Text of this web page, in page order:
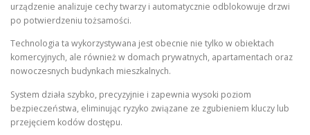
urządzenie analizuje cechy twarzy i automatycznie odblokowuje drzwi
po potwierdzeniu tożsamości.
Technologia ta wykorzystywana jest obecnie nie tylko w obiektach
komercyjnych, ale również w domach prywatnych, apartamentach oraz
nowoczesnych budynkach mieszkalnych.
System działa szybko, precyzyjnie i zapewnia wysoki poziom
bezpieczeństwa, eliminując ryzyko związane ze zgubieniem kluczy lub
przejęciem kodów dostępu.